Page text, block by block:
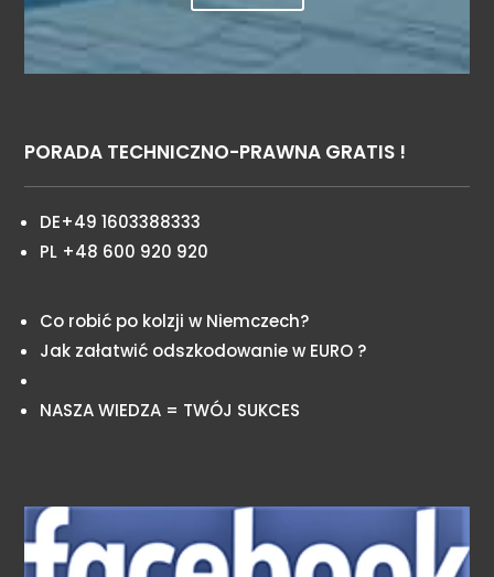
PORADA TECHNICZNO-PRAWNA GRATIS !
DE+49 1603388333
PL +48 600 920 920
Co robić po kolzji w Niemczech?
Jak załatwić odszkodowanie w EURO ?
NASZA WIEDZA = TWÓJ SUKCES